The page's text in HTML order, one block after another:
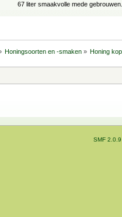
67 liter smaakvolle mede gebrouwen.
Honingsoorten en -smaken» Honing
SMF 2.0.9